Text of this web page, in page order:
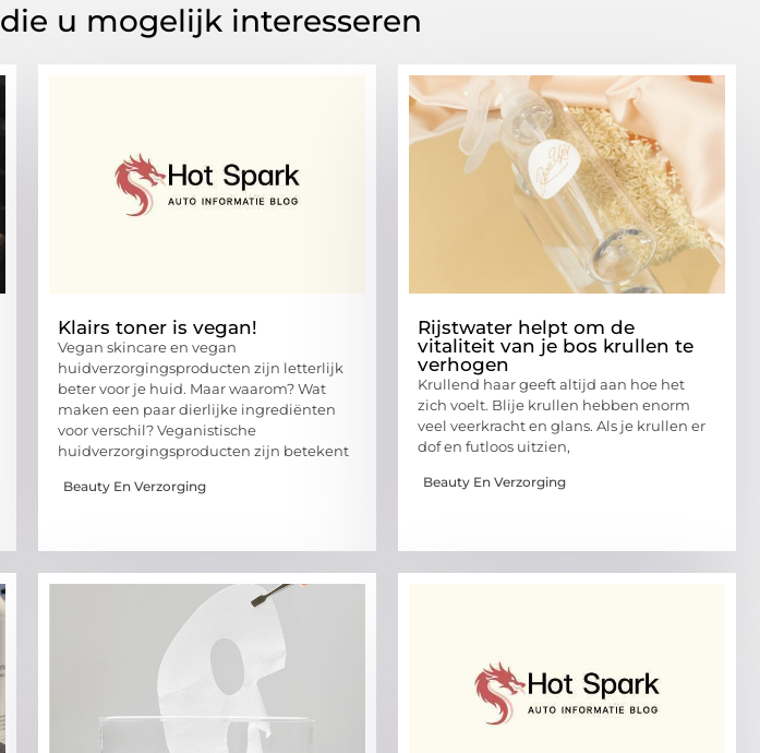
die u mogelijk interesseren
Klairs toner is vegan!
Vegan skincare en vegan
huidverzorgingsproducten zijn letterlijk
beter voor je huid. Maar waarom? Wat
maken een paar dierlijke ingrediënten
voor verschil? Veganistische
huidverzorgingsproducten zijn betekent
Beauty En Verzorging
Rijstwater helpt om de
vitaliteit van je bos krullen te
verhogen
Krullend haar geeft altijd aan hoe het
zich voelt. Blije krullen hebben enorm
veel veerkracht en glans. Als je krullen er
dof en futloos uitzien,
Beauty En Verzorging